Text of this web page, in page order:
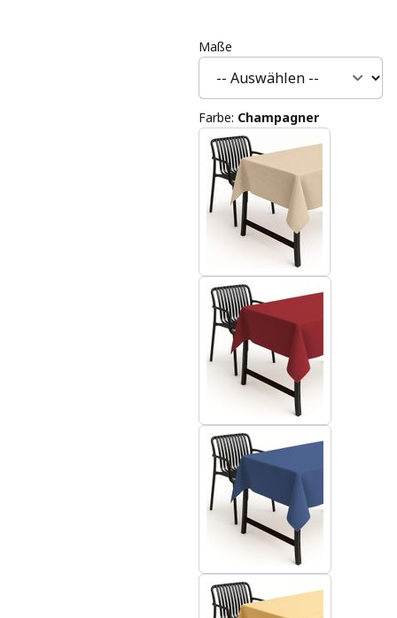
Maße
Farbe: Champagner